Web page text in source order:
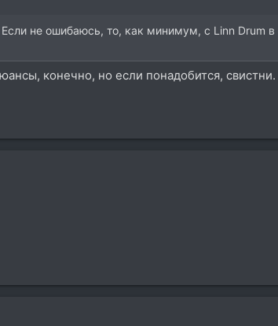
не ошибаюсь, то, как минимум, с Linn Drum в
конечно, но если понадобится,